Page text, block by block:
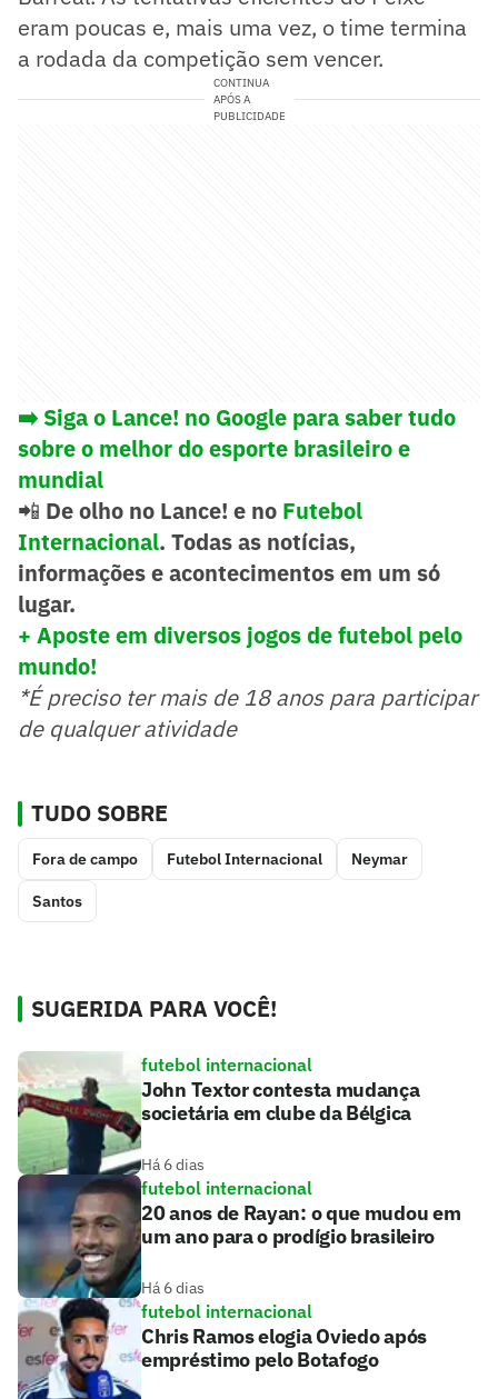
eram poucas e, mais uma vez, o time termina
a rodada da competição sem vencer.
CONTINUA
APÓS A
PUBLICIDADE
➡️ Siga o Lance! no Google para saber tudo
sobre o melhor do esporte brasileiro e
mundial
📲 De olho no Lance! e no Futebol
Internacional. Todas as notícias,
informações e acontecimentos em um só
lugar.
+ Aposte em diversos jogos de futebol pelo
mundo!
*É preciso ter mais de 18 anos para participar
de qualquer atividade
TUDO SOBRE
Fora de campo Futebol Internacional Neymar
Santos
SUGERIDA PARA VOCÊ!
futebol internacional
John Textor contesta mudança
societária em clube da Bélgica
Há 6 dias
futebol internacional
20 anos de Rayan: o que mudou em
um ano para o prodígio brasileiro
Há 6 dias
futebol internacional
Chris Ramos elogia Oviedo após
empréstimo pelo Botafogo